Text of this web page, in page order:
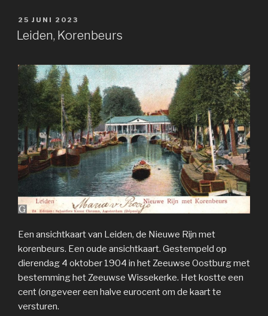
GEPLAATST
OP
25 JUNI 2023
Leiden, Korenbeurs
Een ansichtkaart van Leiden, de Nieuwe Rijn met
korenbeurs. Een oude ansichtkaart. Gestempeld op
dierendag 4 oktober 1904 in het Zeeuwse Oostburg met
bestemming het Zeeuwse Wissekerke. Het kostte een
cent (ongeveer een halve eurocent om de kaart te
versturen.